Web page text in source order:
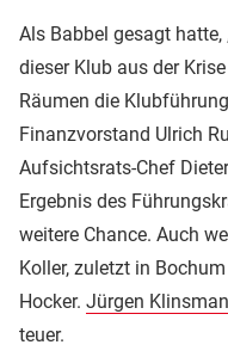
Als Babbel gesagt
dieser Klub aus der
Räumen die
Finanzvorstand Ulrich
Aufsichtsrats-Chef
Ergebnis des
weitere Chance. Auch
Koller, zuletzt in
Hocker. Jürgen
teuer.